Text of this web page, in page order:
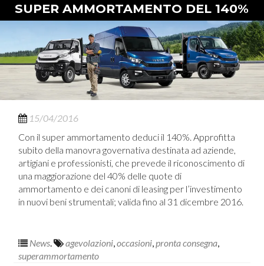
SUPER AMMORTAMENTO DEL 140%
15/04/2016
Con il super ammortamento deduci il 140%. Approfitta
subito della manovra governativa destinata ad aziende,
artigiani e professionisti, che prevede il riconoscimento di
una maggiorazione del 40% delle quote di
ammortamento e dei canoni di leasing per l’investimento
in nuovi beni strumentali; valida fino al 31 dicembre 2016.
News agevolazioni occasioni pronta consegna
superammortamento